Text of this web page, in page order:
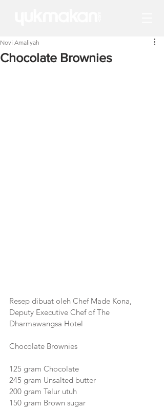
Chocolate Brownies
Novi Amaliyah
Resep dibuat oleh Chef Made Kona,
Deputy Executive Chef of The
Dharmawangsa Hotel
Chocolate Brownies
125 gram Chocolate
245 gram Unsalted butter
200 gram Telur utuh
150 gram Brown sugar